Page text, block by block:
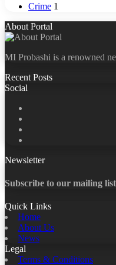
Crime 1
About Portal
MI Probashi is a renowned
Recent Posts
Social
Newsletter
Subscribe to our mailing
Quick Links
Home
About Us
News
Legal
Terms & Conditions